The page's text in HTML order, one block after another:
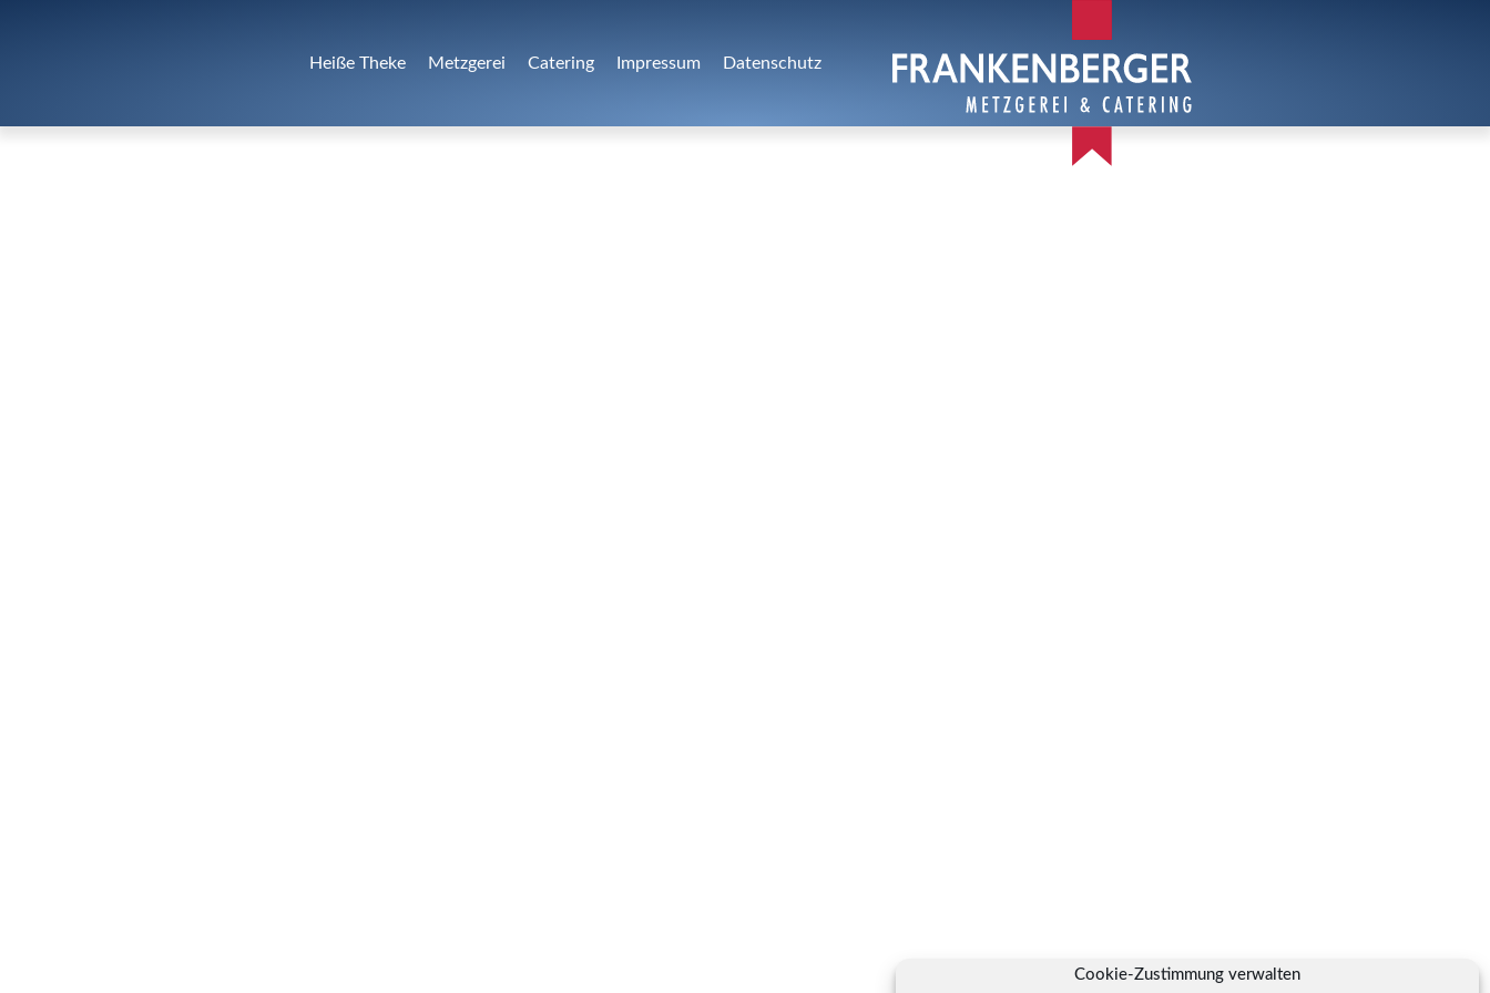
Cookie-Zustimmung verwalten
Heiße Theke Metzgerei Catering Impressum Datenschutz